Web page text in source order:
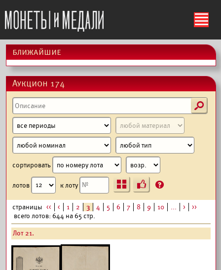
ś
ближайшие
Аукцион 174
s
сортировать
лотов к лоту Ъ ?
страницы << < 1 2 3 4 5 6 7 8 9 10 ... >
>>
всего лотов: 644 на 65 стр.
Лот 21.